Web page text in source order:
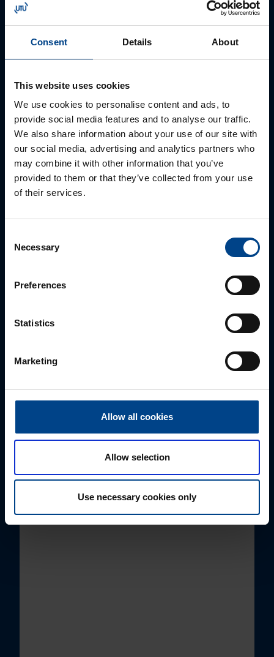
Consent Details About
This website uses cookies
We use cookies to personalise content and ads, to
provide social media features and to analyse our traffic.
We also share information about your use of our site with
our social media, advertising and analytics partners who
may combine it with other information that you’ve
provided to them or that they’ve collected from your use
of their services.
Selection
Necessary
Preferences
Statistics
Marketing
Allow all cookies
Allow selection
Use necessary cookies only
PĀRDOŠANAS SPECIĀLISTS
Rūdolfs Buivids
+371 23550665
Uzvārds*
Kā varam jums palīdzēt?